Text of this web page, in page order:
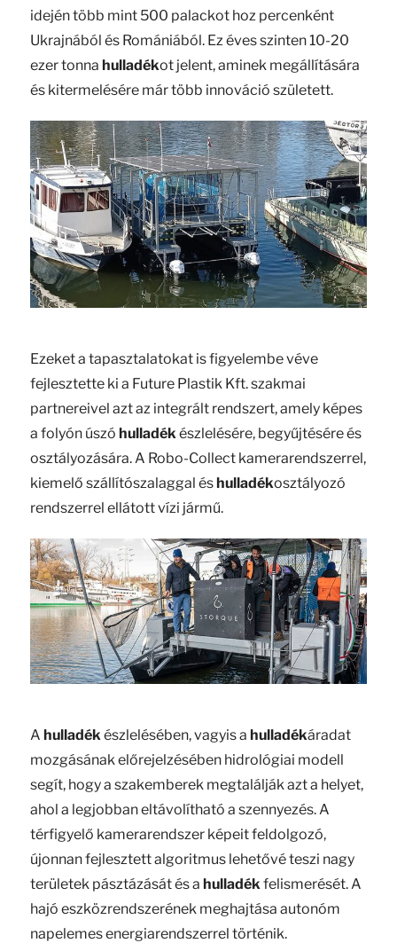
idején több mint 500 palackot hoz percenként
Ukrajnából és Romániából. Ez éves szinten 10-20
ezer tonna hulladékot jelent, aminek megállítására
és kitermelésére már több innováció született.
Ezeket a tapasztalatokat is figyelembe véve
fejlesztette ki a Future Plastik Kft. szakmai
partnereivel azt az integrált rendszert, amely képes
a folyón úszó hulladék észlelésére, begyűjtésére és
osztályozására. A Robo-Collect kamerarendszerrel,
kiemelő szállítószalaggal éshulladékosztályozó
rendszerrel ellátott vízi jármű.
A hulladék észlelésében, vagyis a hulladékáradat
mozgásának előrejelzésében hidrológiai modell
segít, hogy a szakemberek megtalálják azt a helyet,
ahol a legjobban eltávolítható a szennyezés. A
térfigyelő kamerarendszer képeit feldolgozó,
újonnan fejlesztett algoritmus lehetővé teszi nagy
területek pásztázását és a hulladék felismerését. A
hajó eszközrendszerének meghajtása autonóm
napelemes energiarendszerrel történik.